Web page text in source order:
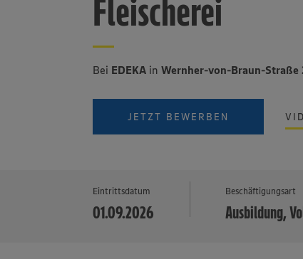
Fleischerei
Bei EDEKA inWernher-von-Braun-
JETZT BEWERBEN
Eintrittsdatum
01.09.2026
Beschäftigungsart
Ausbildung,